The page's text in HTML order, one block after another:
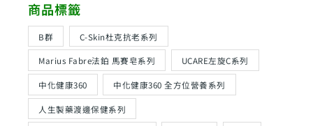
商品標籤
B群 C-Skin杜克抗老系列
Marius Fabre法鉑 馬賽皂系列 UCARE左旋C系列
中化健康360 中化健康360 全方位營養系列
人生製藥渡邊保健系列